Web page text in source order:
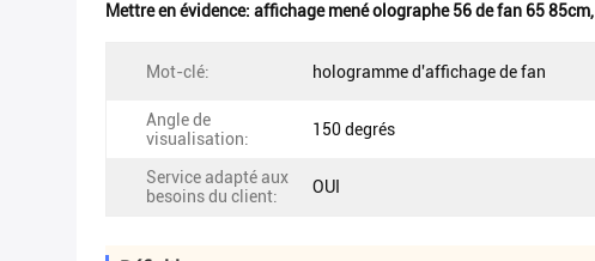
Mettre en évidence: affichage mené olographe 56 de fan 65 85cm,
Mot-clé: hologramme d'affichage de fan
Angle de
visualisation:
150 degrés
Service adapté aux
besoins du client:
OUI